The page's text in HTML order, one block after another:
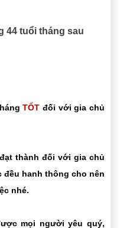
44 tuổi tháng sau
TỐT đối với gia chủ
thành đối với gia chủ
đều hanh thông cho nên
nhé.
mọi người yêu quý,